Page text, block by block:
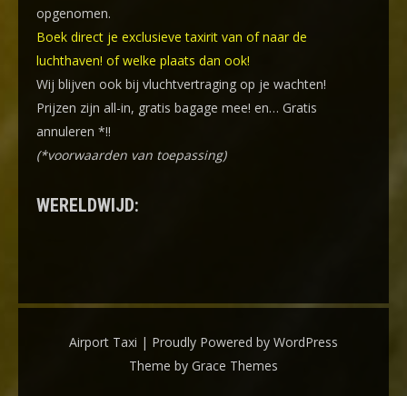
opgenomen.
Boek direct je exclusieve taxirit van of naar de
luchthaven! of welke plaats dan ook!
Wij blijven ook bij vluchtvertraging op je wachten!
Prijzen zijn all-in, gratis bagage mee! en… Gratis
annuleren *!!
(*voorwaarden van toepassing)
WERELDWIJD:
Airport Taxi | Proudly Powered by WordPress
Theme by Grace Themes